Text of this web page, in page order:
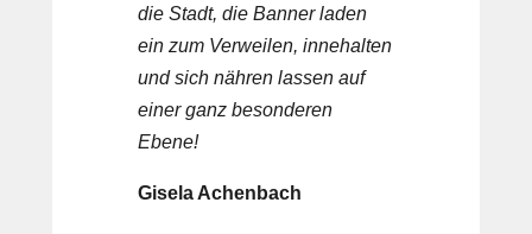
die Stadt, die Banner laden
ein zum Verweilen, innehalten
und sich nähren lassen auf
einer ganz besonderen
Ebene!
Gisela Achenbach